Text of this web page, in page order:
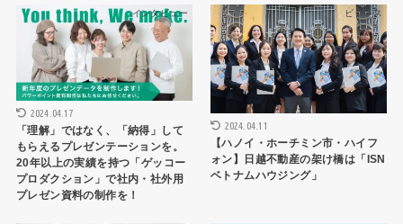
インタビュー
2024.04.17
「理解」ではなく、「納得」して
もらえるプレゼンテーションを。
20年以上の実績を持つ「ゲッコー
プロダクション」で社内・社外用
プレゼン資料の制作を！
ビジネス
2024.04.11
【ハノイ・ホーチミン市・ハイフ
ォン】日越不動産の架け橋は「ISN
ベトナムハウジング」